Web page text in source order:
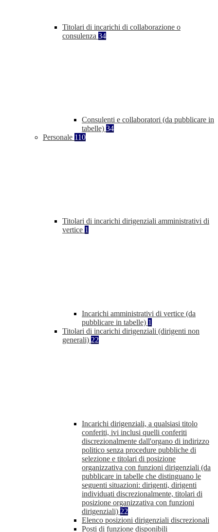
Titolari di incarichi di collaborazione o
consulenza 34
Consulenti e collaboratori (da pubblicare in
tabelle) 34
Personale 110
Titolari di incarichi dirigenziali amministrativi di
vertice 1
Incarichi amministrativi di vertice (da
pubblicare in tabelle) 1
Titolari di incarichi dirigenziali (dirigenti non
generali) 22
Incarichi dirigenziali, a qualsiasi titolo
conferiti, ivi inclusi quelli conferiti
discrezionalmente dall'organo di indirizzo
politico senza procedure pubbliche di
selezione e titolari di posizione
organizzativa con funzioni dirigenziali (da
pubblicare in tabelle che distinguano le
seguenti situazioni: dirigenti, dirigenti
individuati discrezionalmente, titolari di
posizione organizzativa con funzioni
dirigenziali) 22
Elenco posizioni dirigenziali discrezionali
Posti di funzione disponibili